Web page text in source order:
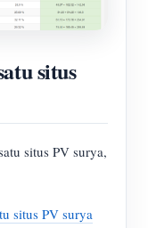
situs
situs PV surya,
situs PV surya